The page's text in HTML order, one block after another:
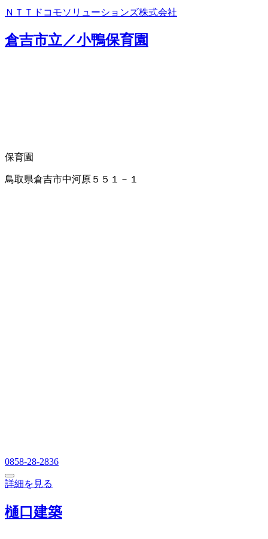
ＮＴＴドコモソリューションズ株式会社
倉吉市立／小鴨保育園
保育園
鳥取県倉吉市中河原５５１－１
0858-28-2836
詳細を見る
樋口建築